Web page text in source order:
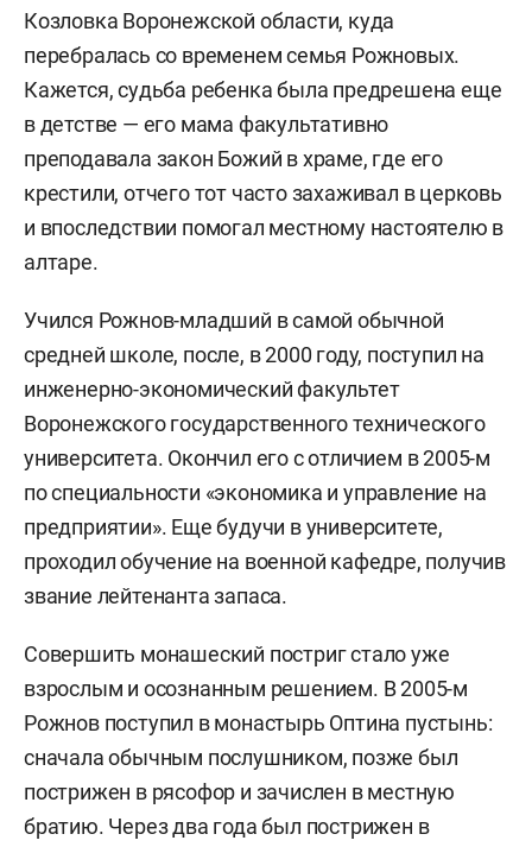
Козловка Воронежской области, куда
перебралась со временем семья Рожновых.
Кажется, судьба ребенка была предрешена еще
в детстве — его мама факультативно
преподавала закон Божий в храме, где его
крестили, отчего тот часто захаживал в церковь
и впоследствии помогал местному настоятелю в
алтаре.
Учился Рожнов-младший в самой обычной
средней школе, после, в 2000 году, поступил на
инженерно-экономический факультет
Воронежского государственного технического
университета. Окончил его с отличием в 2005-м
по специальности «экономика и управление на
предприятии». Еще будучи в университете,
проходил обучение на военной кафедре, получив
звание лейтенанта запаса.
Совершить монашеский постриг стало уже
взрослым и осознанным решением. В 2005-м
Рожнов поступил в монастырь Оптина пустынь:
сначала обычным послушником, позже был
пострижен в рясофор и зачислен в местную
братию. Через два года был пострижен в